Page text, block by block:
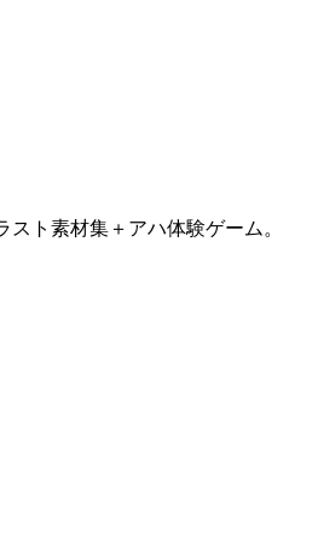
ト素材集＋アハ体験ゲーム。